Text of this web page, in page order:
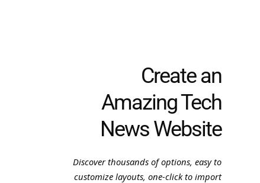
Create an
Amazing Tech
News Website
Discover thousands of options, easy to
customize layouts, one-click to import